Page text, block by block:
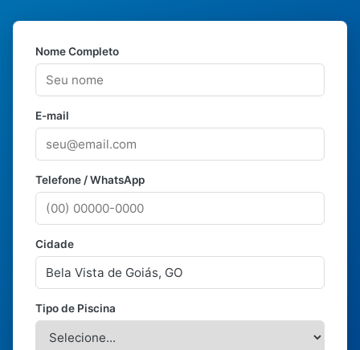
Nome Completo
E-mail
Telefone / WhatsApp
Cidade
Tipo de Piscina